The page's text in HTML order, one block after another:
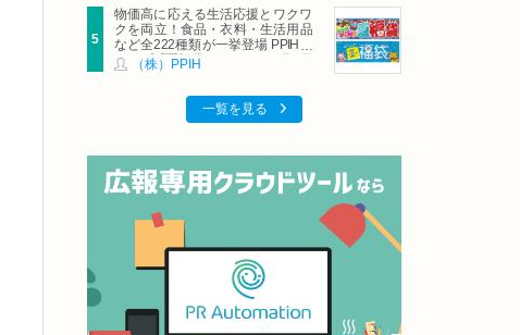
物価高に応える生活応援とワクワ
クを両立！食品・衣料・生活用品
など全222種類が一挙登場 PPIHグ
ループ「夏福袋」＆セール 8月6日
(木)より順次スタート
（株）PPIH
一覧を見る